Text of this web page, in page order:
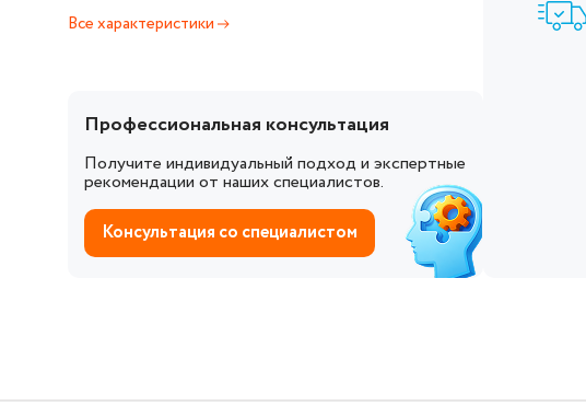
Все характеристики
Профессиональная консультация
Получите индивидуальный подход и экспертные
рекомендации от наших специалистов.
Консультация со специалистом